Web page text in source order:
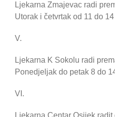
Ljekarna Zmajevac radi
Utorak i četvrtak od 11 do
V.
Ljekarna K Sokolu radi
Ponedjeljak do petak 8 do
VI.
Ljekarna Centar Osijek